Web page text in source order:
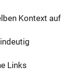
Kontext auf
Links